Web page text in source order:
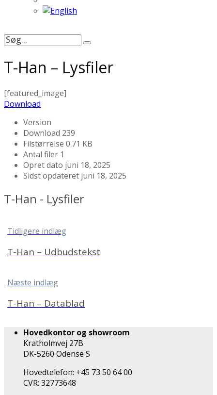
Søg
T-Han – Lysfiler
[featured_image]
Download
Version
Download 239
Filstørrelse 0.71 KB
Antal filer 1
Opret dato juni 18, 2025
Sidst opdateret juni 18, 2025
T-Han - Lysfiler
Tidligere indlæg
T-Han – Udbudstekst
Næste indlæg
T-Han – Datablad
Hovedkontor og showroom
Kratholmvej 27B
DK-5260 Odense S
Hovedtelefon: +45 73 50 64 00
CVR: 32773648